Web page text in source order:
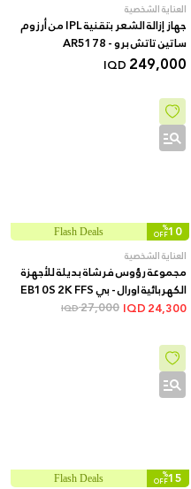
العناية الشخصية
جهاز إزالة الشعر بتقنية IPL من أرزوم
ساتين تاتش برو - AR5178
249,000
IQD
10
%
OFF
Flash Deals
العناية الشخصية
مجموعة رؤوس فرشاة بديلة للأجهزة
الكهربائية اورال - بي EB10S 2K FFS
24,300
27,000
IQD
15
%
OFF
Flash Deals